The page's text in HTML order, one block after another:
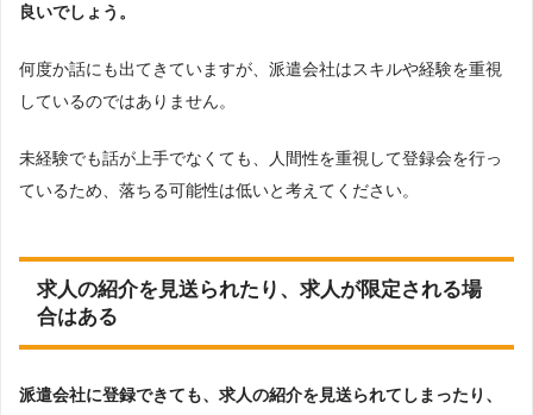
良いでしょう。
何度か話にも出てきていますが、派遣会社はスキルや経験を重視
しているのではありません。
未経験でも話が上手でなくても、人間性を重視して登録会を行っ
ているため、落ちる可能性は低いと考えてください。
求人の紹介を見送られたり、求人が限定される場
合はある
派遣会社に登録できても、求人の紹介を見送られてしまったり、